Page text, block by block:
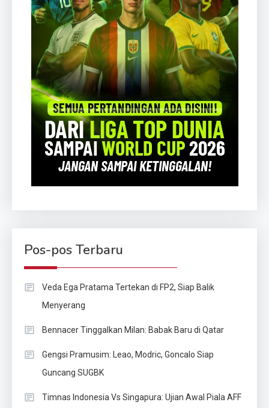
Pos-pos Terbaru
Veda Ega Pratama Tertekan di FP2, Siap Balik
Menyerang
Bennacer Tinggalkan Milan: Babak Baru di Qatar
Gengsi Pramusim: Leao, Modric, Goncalo Siap
Guncang SUGBK
Timnas Indonesia Vs Singapura: Ujian Awal Piala AFF